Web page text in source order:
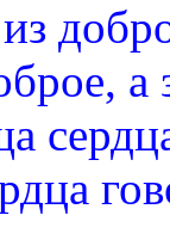
а